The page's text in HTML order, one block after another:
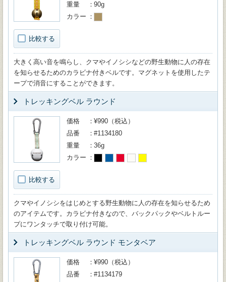
比較する
重量
90g
カラー
大きく高い音を鳴らし、クマやイノシシなどの野生動物に人の存在
を知らせるためのカラビナ付きベルです。マグネットを使用したテ
ープで消音にすることができます。
トレッキングベル ラウンド
比較する
価格
¥990（税込）
品番
#1134180
重量
36g
カラー
クマやイノシシをはじめとする野生動物に人の存在を知らせるため
のアイテムです。カラビナ付きなので、バックパックやベルトルー
プにワンタッチで取り付け可能。
トレッキングベル ラウンド モンタベア
価格
¥990（税込）
品番
#1134179